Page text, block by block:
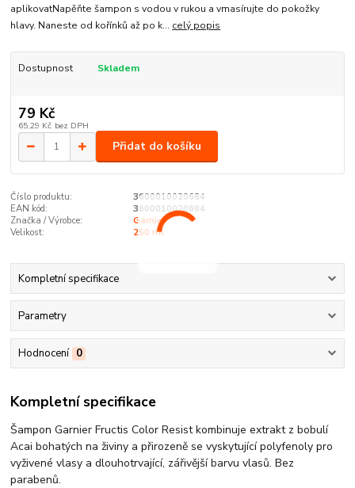
aplikovatNapěňte šampon s vodou v rukou a vmasírujte do pokožky
hlavy. Naneste od kořínků až po k... celý popis
Dostupnost Skladem
79 Kč
65,29 Kč bez DPH
Přidat do košíku
Číslo produktu:
3600010020684
EAN kód:
3600010020684
Značka / Výrobce:
Garnier
Velikost:
250 ml
Kompletní specifikace
Parametry
Hodnocení 0
Kompletní specifikace
Šampon Garnier Fructis Color Resist kombinuje extrakt z bobulí
Acai bohatých na živiny a přirozeně se vyskytující polyfenoly pro
vyživené vlasy a dlouhotrvající, zářivější barvu vlasů. Bez
parabenů.